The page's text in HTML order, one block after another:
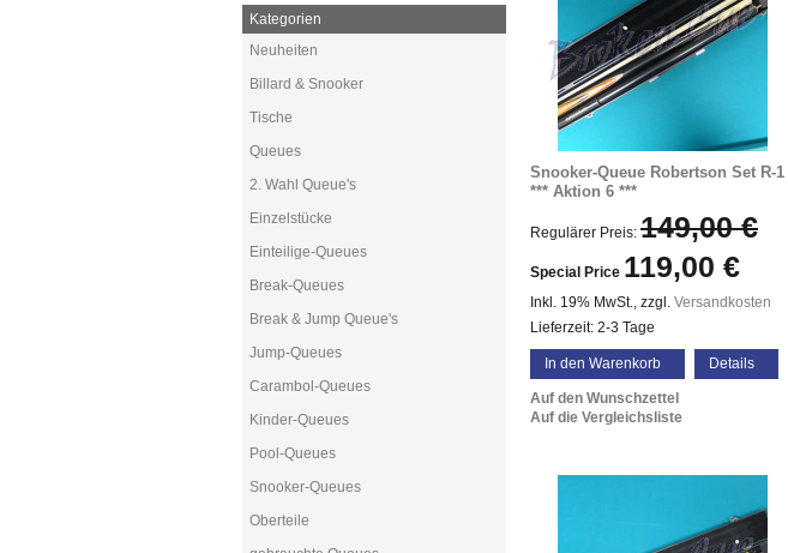
Snooker-Queue Robertson Set R-1
*** Aktion 6 ***
Regulärer Preis: 149,00 €
Special Price 119,00 €
Inkl. 19% MwSt., zzgl. Versandkosten
Lieferzeit: 2-3 Tage
In den Warenkorb Details
Auf den Wunschzettel
Auf die Vergleichsliste
Kategorien
Neuheiten
Billard & Snooker
Tische
Queues
2. Wahl Queue's
Einzelstücke
Einteilige-Queues
Break-Queues
Break & Jump Queue's
Jump-Queues
Carambol-Queues
Kinder-Queues
Pool-Queues
Snooker-Queues
Oberteile